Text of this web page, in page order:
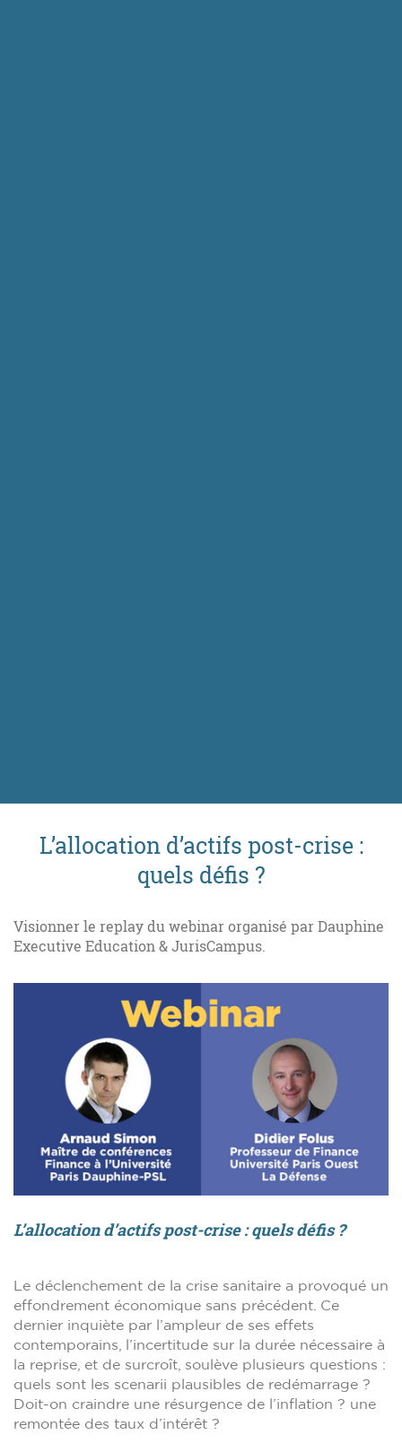
L’allocation d’actifs post-crise :
quels défis ?
Visionner le replay du webinar organisé par Dauphine
Executive Education & JurisCampus.
L’allocation d’actifs post-crise : quels défis ?
Le déclenchement de la crise sanitaire a provoqué un
effondrement économique sans précédent. Ce
dernier inquiète par l’ampleur de ses effets
contemporains, l’incertitude sur la durée nécessaire à
la reprise, et de surcroît, soulève plusieurs questions :
quels sont les scenarii plausibles de redémarrage ?
Doit-on craindre une résurgence de l’inflation ? une
remontée des taux d’intérêt ?